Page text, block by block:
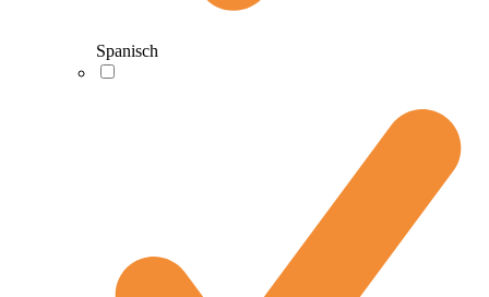
Spanisch